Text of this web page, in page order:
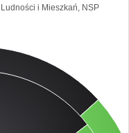
i Mieszkań, NSP